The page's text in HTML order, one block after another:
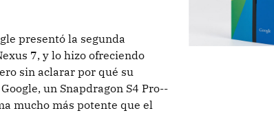
presentó la segunda
7, y lo hizo ofreciendo
sin aclarar por qué su
un Snapdragon S4 Pro--
mucho más potente que el